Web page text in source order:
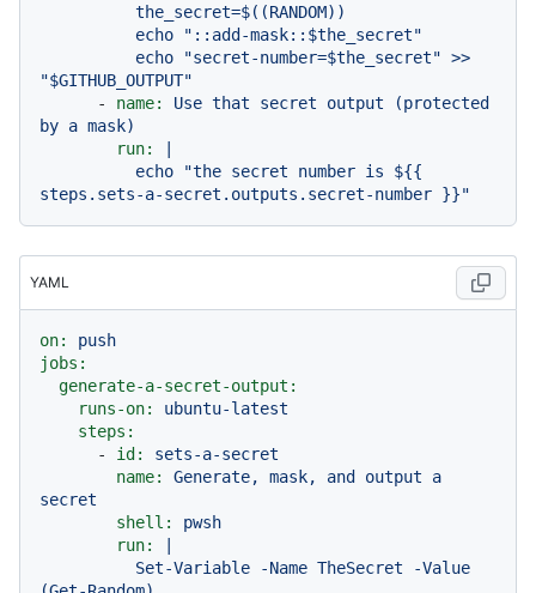
-
name: Use that secret output
(protected
by a mask)
run:
YAML
on:
push
jobs:
generate-a-secret-output:
runs-on:
ubuntu-latest
steps:
-
id:
sets-a-secret
name:
Generate, mask, and output
a
secret
shell:
pwsh
run: